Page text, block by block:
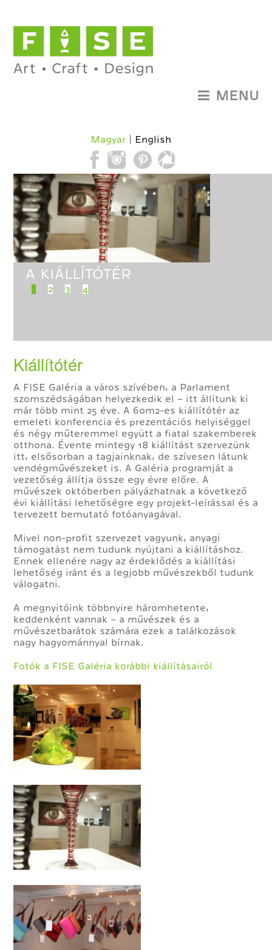
Magyar English
MENU
A KIÁLLÍTÓTÉR
EGY FOTÓKIÁLLÍTÁS
2 3 4
Kiállítótér
A FISE Galéria a város szívében, a Parlament
szomszédságában helyezkedik el – itt állítunk ki
már több mint 25 éve. A 60m2-es kiállítótér az
emeleti konferencia és prezentációs helyiséggel
és négy műteremmel együtt a fiatal szakemberek
otthona. Évente mintegy 18 kiállítást szervezünk
itt, elsősorban a tagjainknak, de szívesen látunk
vendégművészeket is. A Galéria programját a
vezetőség állítja össze egy évre előre. A
művészek októberben pályázhatnak a következő
évi kiállítási lehetőségre egy projekt-leírással és a
tervezett bemutató fotóanyagával.
Mivel non-profit szervezet vagyunk, anyagi
támogatást nem tudunk nyújtani a kiállításhoz.
Ennek ellenére nagy az érdeklődés a kiállítási
lehetőség iránt és a legjobb művészekből tudunk
válogatni.
A megnyitóink többnyire háromhetente,
keddenként vannak – a művészek és a
művészetbarátok számára ezek a találkozások
nagy hagyománnyal bírnak.
Fotók a FISE Galéria korábbi kiállításairól